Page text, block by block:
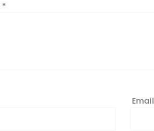
*
Email